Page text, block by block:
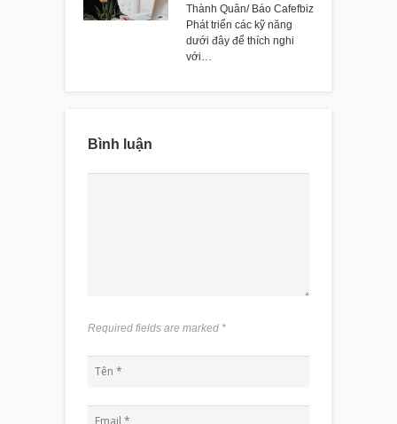
Thành Quân/ Báo Cafefbiz
Phát triển các kỹ năng
dưới đây để thích nghi
với…
Bình luận
Required fields are marked *